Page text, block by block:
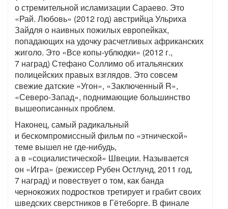
о стремительной исламизации Сараево. Это
«Рай. Любовь» (2012 год) австрийца Ульриха
Зайдля о наивных пожилых европейках,
попадающих на удочку расчетливых африканских
жиголо. Это «Все копы-ублюдки» (2012 г.,
7 наград) Стефано Соллимо об итальянских
полицейских правых взглядов. Это совсем
свежие датские «Угон», «Заключенный R»,
«Северо-Запад», поднимающие большинство
вышеописанных проблем.
Наконец, самый радикальный
и бескомпромиссный фильм по «этнической»
теме вышел не где-нибудь,
а в «социалистической» Швеции. Называется
он «Игра» (режиссер Рубен Остлунд, 2011 год,
7 наград) и повествует о том, как банда
чернокожих подростков третирует и грабит своих
шведских сверстников в Гётеборге. В финале